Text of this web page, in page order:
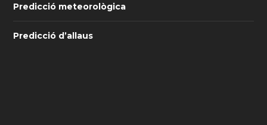
Predicció meteorològica
Predicció d’allaus